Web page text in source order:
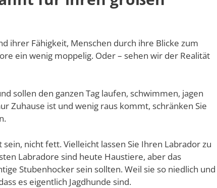
ihrer Fähigkeit, Menschen durch ihre Blicke zum
ein wenig moppelig. Oder – sehen wir der Realität
sollen den ganzen Tag laufen, schwimmen, jagen
Zuhause ist und wenig raus kommt, schränken Sie
nicht fett. Vielleicht lassen Sie Ihren Labrador zu
Labradore sind heute Haustiere, aber das
Stubenhocker sein sollten. Weil sie so niedlich und
es eigentlich Jagdhunde sind.